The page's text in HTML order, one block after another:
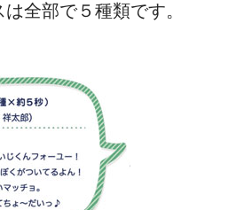
全部で５種類です。